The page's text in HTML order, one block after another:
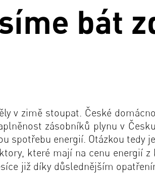
bát
v zimě stoupat. České
zásobníků plynu v
spotřebu energií. Otázkou tedy
které mají na cenu energií
již díky důslednějším